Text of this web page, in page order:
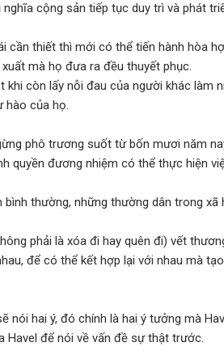
cộng sản tiếp tục duy trì và phát
cần thiết thì mới có thể tiến hành hòa
mà họ đưa ra đều thuyết phục.
còn lấy nỗi đau của người khác làm
hào của họ.
phô trương suốt từ bốn mươi năm
quyền đương nhiệm có thể thực hiện
thường, những thường dân trong xã
phải là xóa đi hay quên đi) vết
để có thể kết hợp lại với nhau mà
nói hai ý, đó chính là hai ý tưởng mà
Havel để nói về vấn đề sự thật trước.